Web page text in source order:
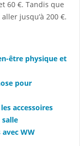
60 €. Tandis que
jusqu’à 200 €.
être physique et
pour
accessoires
WW